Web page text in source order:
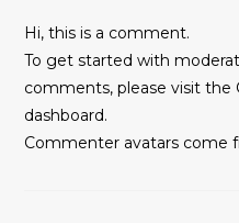
Hi, this is a comment.
To get started with
comments, please visit
dashboard.
Commenter avatars come